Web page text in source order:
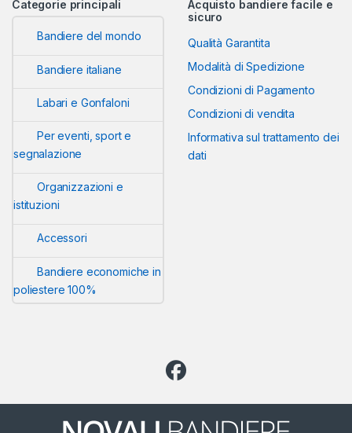
Categorie principali
Bandiere del mondo
Bandiere italiane
Labari e Gonfaloni
Per eventi, sport e
segnalazione
Organizzazioni e
istituzioni
Accessori
Bandiere economiche in
poliestere 100%
Acquisto bandiere facile e
sicuro
Qualità Garantita
Modalità di Spedizione
Condizioni di Pagamento
Condizioni di vendita
Informativa sul trattamento dei
dati